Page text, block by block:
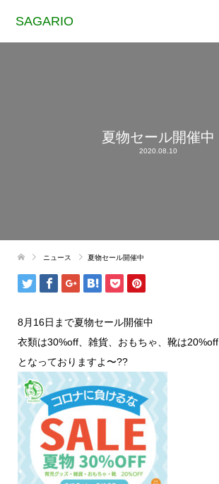
SAGARIO
夏物セール開催中
2020.08.10
ニュース 夏物セール開催中
8月16日まで夏物セール開催中
衣類は30%off、雑貨、おもちゃ、靴は20%off
となっておりますよ〜??